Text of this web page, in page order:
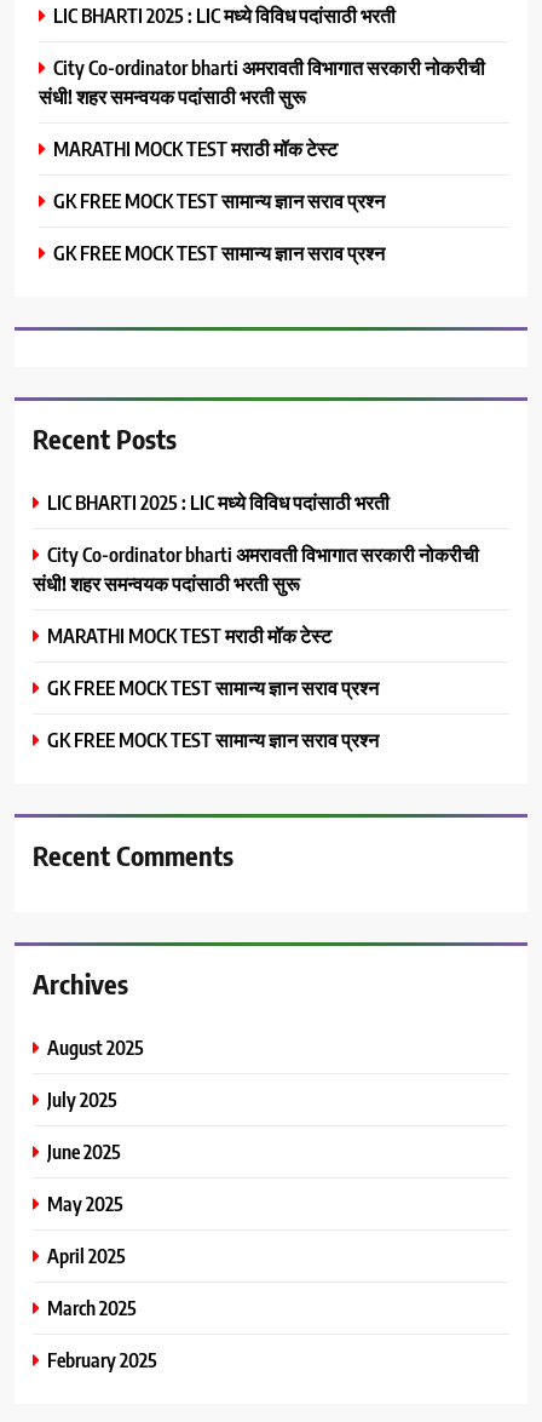
LIC BHARTI 2025 : LIC मध्ये विविध पदांसाठी भरती
City Co-ordinator bharti अमरावती विभागात सरकारी नोकरीची
संधी! शहर समन्वयक पदांसाठी भरती सुरू
MARATHI MOCK TEST मराठी मॉक टेस्ट
GK FREE MOCK TEST सामान्य ज्ञान सराव प्रश्न
GK FREE MOCK TEST सामान्य ज्ञान सराव प्रश्न
Recent Posts
LIC BHARTI 2025 : LIC मध्ये विविध पदांसाठी भरती
City Co-ordinator bharti अमरावती विभागात सरकारी नोकरीची
संधी! शहर समन्वयक पदांसाठी भरती सुरू
MARATHI MOCK TEST मराठी मॉक टेस्ट
GK FREE MOCK TEST सामान्य ज्ञान सराव प्रश्न
GK FREE MOCK TEST सामान्य ज्ञान सराव प्रश्न
Recent Comments
Archives
August 2025
July 2025
June 2025
May 2025
April 2025
March 2025
February 2025